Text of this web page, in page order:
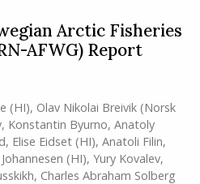
Arctic Fisheries
AFWG) Report
(HI), Olav Nikolai Breivik (Norsk
, Konstantin Byurno, Anatoly
, Elise Eidset(HI), Anatoli Filin,
(HI), Yury Kovalev,
, Charles Abraham Solberg